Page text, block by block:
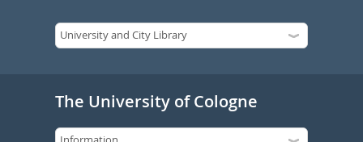
The University of Cologne